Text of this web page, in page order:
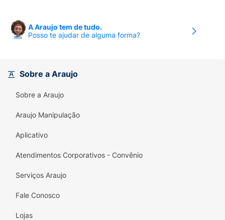
Redução prolongada da vermelhidão e
Pele macia, suave e visivelmente mais
Alívio o desconforto gerado pela pele seca.
Espalha facilmente.
Adequado para uso em todo corpo.
É hipoalergênico (pouco provável de
desencadear reações alérgicas).
Não comedogênico (não causa obstrução
A Araujo tem de tudo.
Posso te ajudar de alguma forma?
Sobre a Araujo
Sobre a Araujo
Araujo Manipulação
Aplicativo
Atendimentos Corporativos - Convênio
Serviços Araujo
Fale Conosco
Lojas